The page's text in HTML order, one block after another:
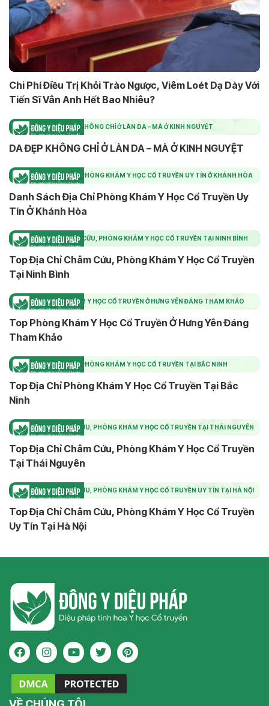
Chi Phí Điều Trị Khỏi Trào Ngược, Viêm Loét Dạ Dày Với
Tiến Sĩ Vân Anh Hết Bao Nhiêu?
DA ĐẸP KHÔNG CHỈ Ở LÀN DA – MÀ Ở KINH NGUYỆT
DA ĐẸP KHÔNG CHỈ Ở LÀN DA – MÀ Ở KINH NGUYỆT
DANH SÁCH ĐỊA CHỈ PHÒNG KHÁM Y HỌC CỔ TRUYỀN UY TÍN Ở KHÁNH HÒA
Danh Sách Địa Chỉ Phòng Khám Y Học Cổ Truyền Uy
Tín Ở Khánh Hòa
TOP ĐỊA CHỈ CHÂM CỨU, PHÒNG KHÁM Y HỌC CỔ TRUYỀN TẠI NINH BÌNH
Top Địa Chỉ Châm Cứu, Phòng Khám Y Học Cổ Truyền
Tại Ninh Bình
TOP PHÒNG KHÁM Y HỌC CỔ TRUYỀN Ở HƯNG YÊN ĐÁNG THAM KHẢO
Top Phòng Khám Y Học Cổ Truyền Ở Hưng Yên Đáng
Tham Khảo
TOP ĐỊA CHỈ PHÒNG KHÁM Y HỌC CỔ TRUYỀN TẠI BẮC NINH
Top Địa Chỉ Phòng Khám Y Học Cổ Truyền Tại Bắc
Ninh
TOP ĐỊA CHỈ CHÂM CỨU, PHÒNG KHÁM Y HỌC CỔ TRUYỀN TẠI THÁI NGUYÊN
Top Địa Chỉ Châm Cứu, Phòng Khám Y Học Cổ Truyền
Tại Thái Nguyên
TOP ĐỊA CHỈ CHÂM CỨU, PHÒNG KHÁM Y HỌC CỔ TRUYỀN UY TÍN TẠI HÀ NỘI
Top Địa Chỉ Châm Cứu, Phòng Khám Y Học Cổ Truyền
Uy Tín Tại Hà Nội